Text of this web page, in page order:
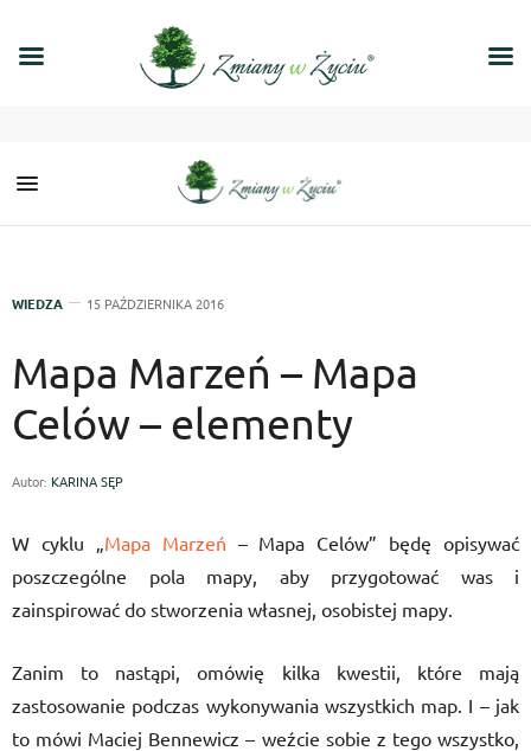
WIEDZA 15 PAŹDZIERNIKA 2016
Mapa Marzeń – Mapa
Celów – elementy
Autor: KARINA SĘP
W cyklu „Mapa Marzeń – Mapa Celów” będę opisywać
poszczególne pola mapy, aby przygotować was i
zainspirować do stworzenia własnej, osobistej mapy.
Zanim to nastąpi, omówię kilka kwestii, które mają
zastosowanie podczas wykonywania wszystkich map. I – jak
to mówi Maciej Bennewicz – weźcie sobie z tego wszystko,